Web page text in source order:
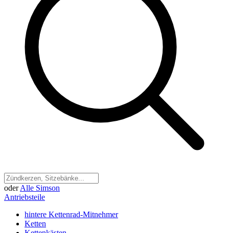
oder Alle Simson
Antriebsteile
hintere Kettenrad-Mitnehmer
Ketten